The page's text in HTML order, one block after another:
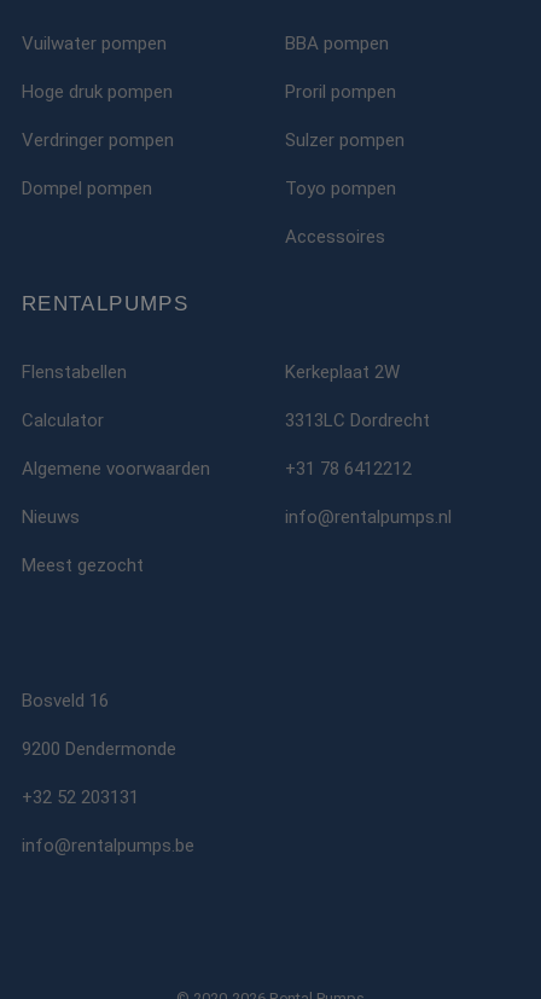
Vuilwater pompen
Hoge druk pompen
Verdringer pompen
Dompel pompen
BBA pompen
Proril pompen
Sulzer pompen
Toyo pompen
Accessoires
RENTALPUMPS
Flenstabellen
Calculator
Algemene voorwaarden
Nieuws
Meest gezocht
Kerkeplaat 2W
3313LC Dordrecht
+31 78 6412212
info@rentalpumps.nl
Bosveld 16
9200 Dendermonde
+32 52 203131
info@rentalpumps.be